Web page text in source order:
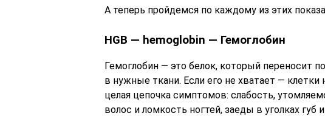
А теперь пройдемся по каждому из этих
HGB — hemoglobin — Гемоглобин
Гемоглобин — это белок, который переносит
в нужные ткани. Если его не хватает — клетки
целая цепочка симптомов: слабость,
волос и ломкость ногтей, заеды в уголках